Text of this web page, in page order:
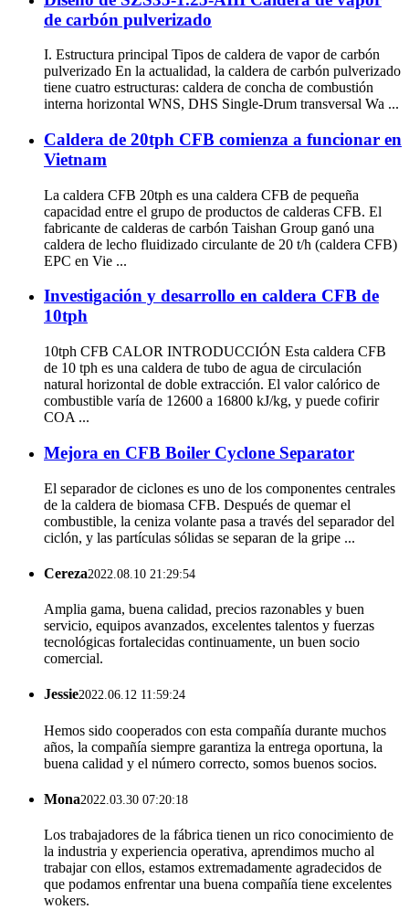
de carbón pulverizado
I. Estructura principal Tipos de caldera de vapor de carbón
pulverizado En la actualidad, la caldera de carbón pulverizado
tiene cuatro estructuras: caldera de concha de combustión
interna horizontal WNS, DHS Single-Drum transversal Wa ...
Caldera de 20tph CFB comienza a funcionar en
Vietnam
La caldera CFB 20tph es una caldera CFB de pequeña
capacidad entre el grupo de productos de calderas CFB. El
fabricante de calderas de carbón Taishan Group ganó una
caldera de lecho fluidizado circulante de 20 t/h (caldera CFB)
EPC en Vie ...
Investigación y desarrollo en caldera CFB de
10tph
10tph CFB CALOR INTRODUCCIÓN Esta caldera CFB
de 10 tph es una caldera de tubo de agua de circulación
natural horizontal de doble extracción. El valor calórico de
combustible varía de 12600 a 16800 kJ/kg, y puede cofirir
COA ...
Mejora en CFB Boiler Cyclone Separator
El separador de ciclones es uno de los componentes centrales
de la caldera de biomasa CFB. Después de quemar el
combustible, la ceniza volante pasa a través del separador del
ciclón, y las partículas sólidas se separan de la gripe ...
Cereza2022.08.10 21:29:54
Amplia gama, buena calidad, precios razonables y buen
servicio, equipos avanzados, excelentes talentos y fuerzas
tecnológicas fortalecidas continuamente, un buen socio
comercial.
Jessie2022.06.12 11:59:24
Hemos sido cooperados con esta compañía durante muchos
años, la compañía siempre garantiza la entrega oportuna, la
buena calidad y el número correcto, somos buenos socios.
Mona2022.03.30 07:20:18
Los trabajadores de la fábrica tienen un rico conocimiento de
la industria y experiencia operativa, aprendimos mucho al
trabajar con ellos, estamos extremadamente agradecidos de
que podamos enfrentar una buena compañía tiene excelentes
wokers.